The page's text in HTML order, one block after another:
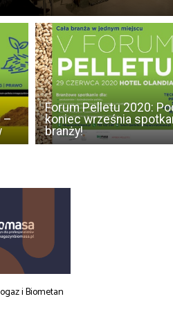
–
Forum Pelletu 2020:
koniec września
branży!
i Biometan